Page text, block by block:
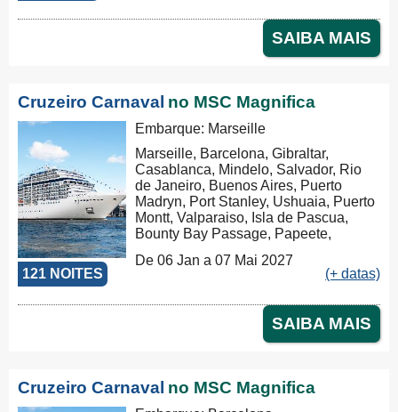
Pago Pago, Honolulu, Hilo, Los
SAIBA MAIS
Cruzeiro Carnaval no MSC Magnifica
121 NOITES
Embarque: Marseille
Marseille, Barcelona, Gibraltar,
Casablanca, Mindelo, Salvador, Rio
de Janeiro, Buenos Aires, Puerto
Madryn, Port Stanley, Ushuaia, Puerto
Montt, Valparaiso, Isla de Pascua,
Bounty Bay Passage, Papeete,
Auckland, Tauranga, Christchurch,
Dunedin, Milford Sound, Hobart,
Pago Pago, Honolulu, Hilo, Los
Angeles, Cabo San Lucas,
Puntarenas, Balboa, Panama Canal,
Palmas, Ibiza, Nápoles, Civitavecchia,
Genova, Marseille
De 06 Jan a 07 Mai 2027
(+ datas)
SAIBA MAIS
Cruzeiro Carnaval no MSC Magnifica